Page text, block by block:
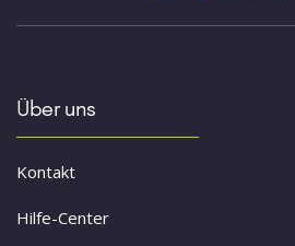
Über uns
Kontakt
Hilfe-Center